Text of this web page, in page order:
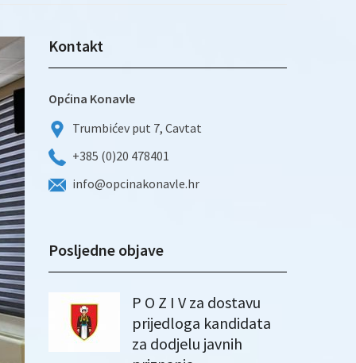
Kontakt
Općina Konavle
Trumbićev put 7, Cavtat
+385 (0)20 478401
info@opcinakonavle.hr
Posljedne objave
P O Z I V za dostavu
prijedloga kandidata
za dodjelu javnih